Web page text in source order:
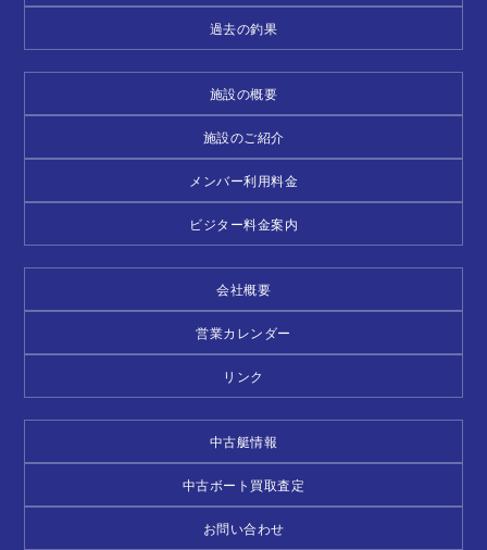
過去の釣果
施設の概要
施設のご紹介
メンバー利用料金
ビジター料金案内
会社概要
営業カレンダー
リンク
中古艇情報
中古ボート買取査定
お問い合わせ